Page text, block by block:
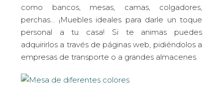
como bancos, mesas, camas, colgadores,
perchas… ¡Muebles ideales para darle un toque
personal a tu casa! Si te animas puedes
adquirirlos a través de páginas web, pidiéndolos a
empresas de transporte o a grandes almacenes.